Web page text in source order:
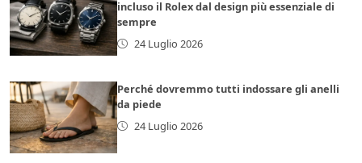
incluso il Rolex dal design più essenziale di
sempre
24 Luglio 2026
Perché dovremmo tutti indossare gli anelli
da piede
24 Luglio 2026